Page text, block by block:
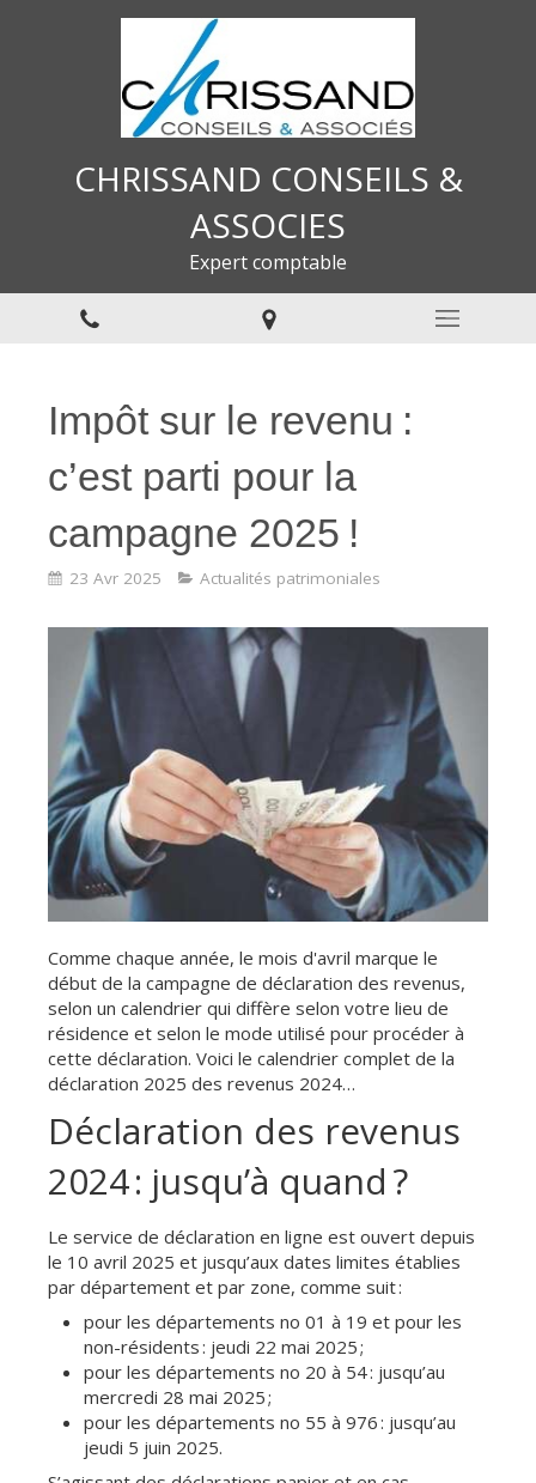
CHRISSAND CONSEILS &
ASSOCIES
Expert comptable
Impôt sur le revenu :
c’est parti pour la
campagne 2025 !
23 Avr 2025 Actualités patrimoniales
Comme chaque année, le mois d'avril marque le
début de la campagne de déclaration des revenus,
selon un calendrier qui diffère selon votre lieu de
résidence et selon le mode utilisé pour procéder à
cette déclaration. Voici le calendrier complet de la
déclaration 2025 des revenus 2024…
Déclaration des revenus
2024 : jusqu’à quand ?
Le service de déclaration en ligne est ouvert depuis
le 10 avril 2025 et jusqu’aux dates limites établies
par département et par zone, comme suit :
pour les départements no 01 à 19 et pour les
non-résidents : jeudi 22 mai 2025 ;
pour les départements no 20 à 54 : jusqu’au
mercredi 28 mai 2025 ;
pour les départements no 55 à 976 : jusqu’au
jeudi 5 juin 2025.